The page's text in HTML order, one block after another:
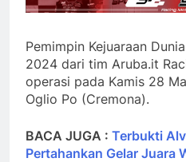
Pemimpin Kejuaraan
2024 dari tim Aruba.it
operasi pada Kamis 28
Oglio Po (Cremona).
BACA JUGA : Terbukti
Pertahankan Gelar Juara